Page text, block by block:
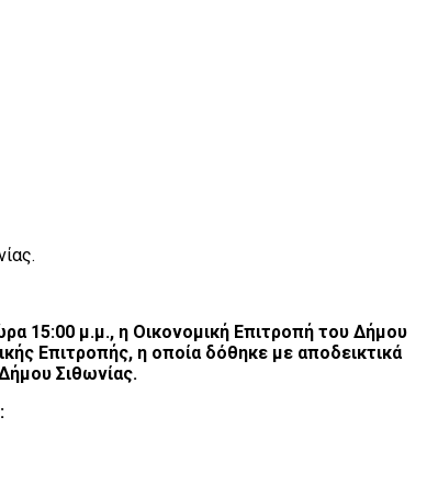
15:00 μ.μ., η Οικονομική Επιτροπή του Δήμου
Επιτροπής, η οποία δόθηκε με αποδεικτικά
Σιθωνίας.